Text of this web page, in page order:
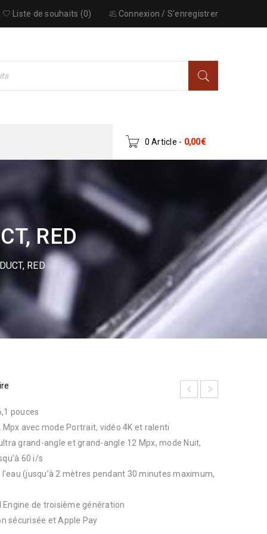
Connexion / S'enregistrer
Liste de souhaits (0)
0 Article - 0,00€
RED
RED
pouces
avec mode Portrait, vidéo 4K et ralenti
grand-angle et grand-angle 12 Mpx, mode Nuit,
60 i/s
(jusqu’à 2 mètres pendant 30 minutes maximum,
Engine de troisième génération
sécurisée et Apple Pay